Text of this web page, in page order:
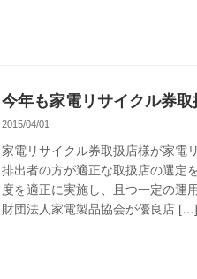
今年も家電リサイクル券取
2015/04/01
家電リサイクル券取扱店様が家電
排出者の方が適正な取扱店の選定
度を適正に実施し、且つ一定の運
財団法人家電製品協会が優良店 […]